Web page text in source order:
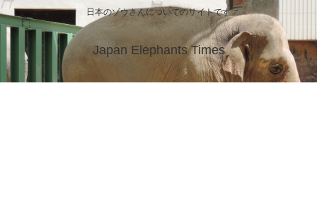
日本のゾウさんについてのサイトです
Japan Elephants Times